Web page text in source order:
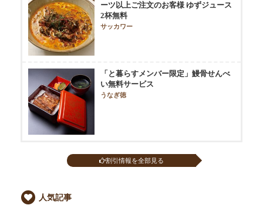
ーツ以上ご注文のお客様 ゆずジュース
2杯無料
サッカワー
「と暮らすメンバー限定」鰻骨せんべ
い無料サービス
うなぎ徳
割引情報を全部見る
人気記事